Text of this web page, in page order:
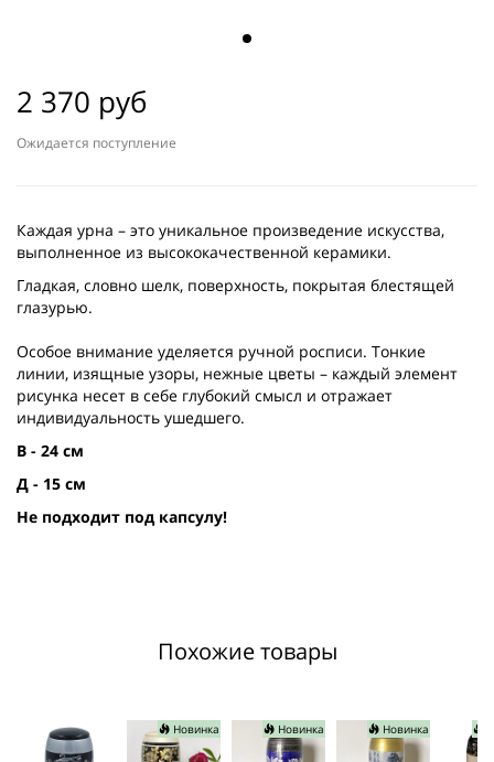
2 370 руб
Ожидается поступление
Каждая урна – это уникальное произведение искусства,
выполненное из высококачественной керамики.
Гладкая, словно шелк, поверхность, покрытая блестящей
глазурью.
Особое внимание уделяется ручной росписи. Тонкие
линии, изящные узоры, нежные цветы – каждый элемент
рисунка несет в себе глубокий смысл и отражает
индивидуальность ушедшего.
В - 24 см
Д - 15 см
Не подходит под капсулу!
Похожие товары
Новинка Новинка Новинка